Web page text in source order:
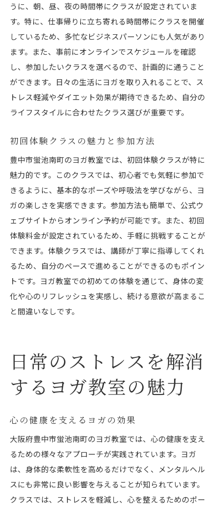
うに、朝、昼、夜の時間帯にクラスが設定されていま
す。特に、仕事帰りに立ち寄れる時間帯にクラスを開催
しているため、多忙なビジネスパーソンにも人気があり
ます。また、事前にオンラインでスケジュールを確認
し、参加したいクラスを選べるので、計画的に通うこと
ができます。日々の生活にヨガを取り入れることで、ス
トレス軽減やダイエット効果が期待できるため、自分の
ライフスタイルに合わせたクラス選びが重要です。
初回体験クラスの魅力と参加方法
豊中市蛍池南町のヨガ教室では、初回体験クラスが特に
魅力的です。このクラスでは、初心者でも気軽に参加で
きるように、基本的なポーズや呼吸法を学びながら、ヨ
ガの楽しさを実感できます。参加方法も簡単で、公式ウ
ェブサイトからオンライン予約が可能です。また、初回
体験料金が設定されているため、手軽に挑戦することが
できます。体験クラスでは、講師が丁寧に指導してくれ
るため、自分のペースで進めることができるのもポイン
トです。ヨガ教室での初めての体験を通じて、身体の変
化や心のリフレッシュを実感し、続ける意欲が高まるこ
と間違いなしです。
日常のストレスを解消
するヨガ教室の魅力
心の健康を支えるヨガの効果
大阪府豊中市蛍池南町のヨガ教室では、心の健康を支え
るための様々なアプローチが実践されています。ヨガ
は、身体的な柔軟性を高めるだけでなく、メンタルヘル
スにも非常に良い影響を与えることが知られています。
クラスでは、ストレスを軽減し、心を整えるためのポー